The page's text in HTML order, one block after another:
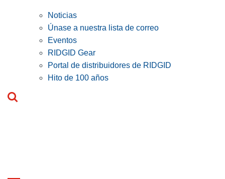
Noticias
Únase a nuestra lista de correo
Eventos
RIDGID Gear
Portal de distribuidores de RIDGID
Hito de 100 años